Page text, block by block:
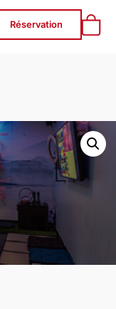
RED CORNER
Réservation